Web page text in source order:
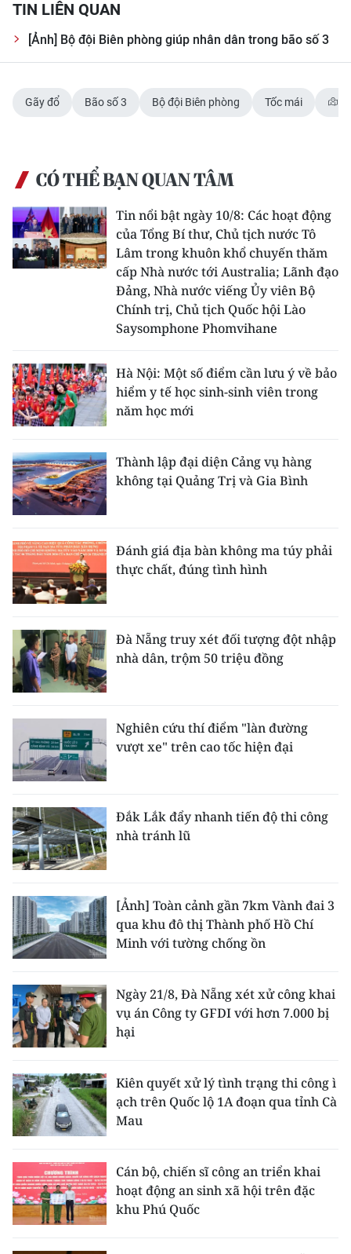
TIN LIÊN QUAN
[Ảnh] Bộ đội Biên phòng giúp nhân dân trong bão số 3
Gãy đổ Bão số 3 Bộ đội Biên phòng Tốc mái
CÓ THỂ BẠN QUAN TÂM
Tin nổi bật ngày 10/8: Các hoạt động
của Tổng Bí thư, Chủ tịch nước Tô
Lâm trong khuôn khổ chuyến thăm
cấp Nhà nước tới Australia; Lãnh đạo
Đảng, Nhà nước viếng Ủy viên Bộ
Chính trị, Chủ tịch Quốc hội Lào
Saysomphone Phomvihane
Hà Nội: Một số điểm cần lưu ý về bảo
hiểm y tế học sinh-sinh viên trong
năm học mới
Thành lập đại diện Cảng vụ hàng
không tại Quảng Trị và Gia Bình
Đánh giá địa bàn không ma túy phải
thực chất, đúng tình hình
Đà Nẵng truy xét đối tượng đột nhập
nhà dân, trộm 50 triệu đồng
Nghiên cứu thí điểm "làn đường
vượt xe" trên cao tốc hiện đại
Đắk Lắk đẩy nhanh tiến độ thi công
nhà tránh lũ
[Ảnh] Toàn cảnh gần 7km Vành đai 3
qua khu đô thị Thành phố Hồ Chí
Minh với tường chống ồn
Ngày 21/8, Đà Nẵng xét xử công khai
vụ án Công ty GFDI với hơn 7.000 bị
hại
Kiên quyết xử lý tình trạng thi công ì
ạch trên Quốc lộ 1A đoạn qua tỉnh Cà
Mau
Cán bộ, chiến sĩ công an triển khai
hoạt động an sinh xã hội trên đặc
khu Phú Quốc